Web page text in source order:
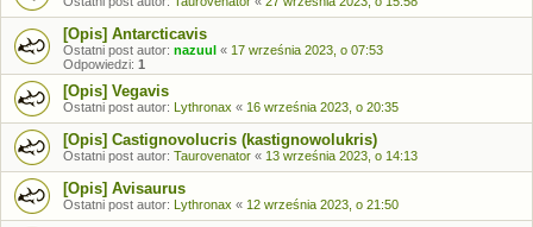
[Opis] Antarcticavis
Ostatni post autor: nazuul « 17 września 2023, o 07:53
Odpowiedzi: 1
[Opis] Vegavis
Ostatni post autor: Lythronax « 16 września 2023, o 20:35
[Opis] Castignovolucris (kastignowolukris)
Ostatni post autor: Taurovenator « 13 września 2023, o 14:13
[Opis] Avisaurus
Ostatni post autor: Lythronax « 12 września 2023, o 21:50